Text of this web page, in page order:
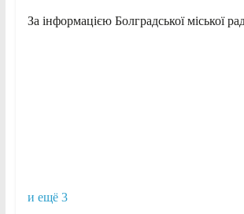
За інформацією Болградської міської
и ещё 3